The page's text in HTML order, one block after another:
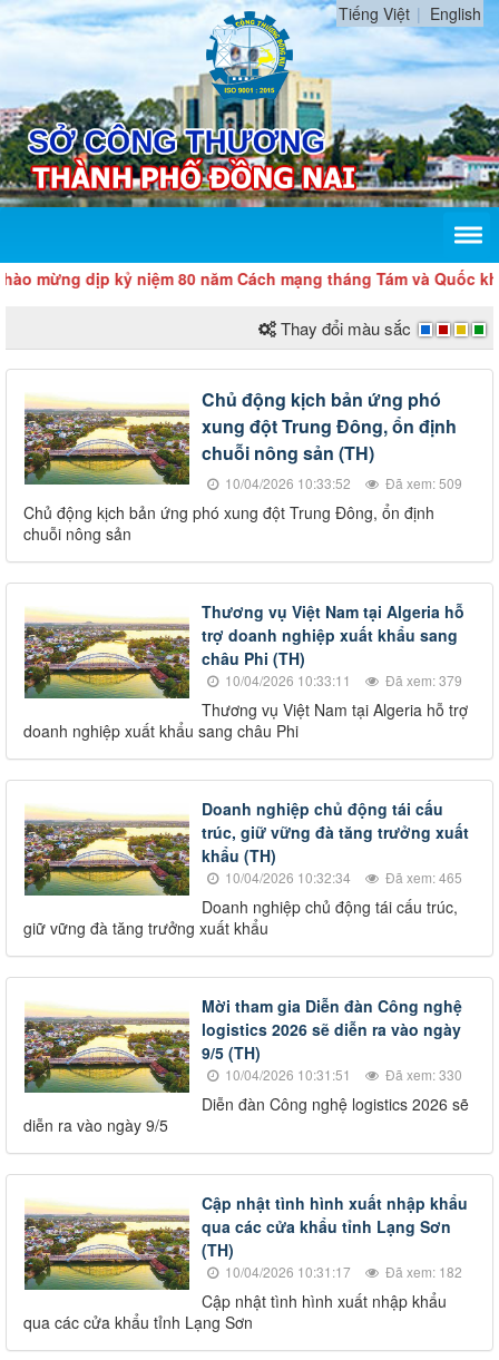
Tiếng Việt English
dịp kỷ niệm 80 năm Cách mạng tháng Tám và Quốc khánh
Thay đổi màu sắc
Chủ động kịch bản ứng phó
xung đột Trung Đông, ổn định
chuỗi nông sản (TH)
10/04/2026 10:33:52 Đã xem: 509
Chủ động kịch bản ứng phó xung đột Trung Đông, ổn định
chuỗi nông sản
Thương vụ Việt Nam tại Algeria hỗ
trợ doanh nghiệp xuất khẩu sang
châu Phi (TH)
10/04/2026 10:33:11 Đã xem: 379
Thương vụ Việt Nam tại Algeria hỗ trợ
doanh nghiệp xuất khẩu sang châu Phi
Doanh nghiệp chủ động tái cấu
trúc, giữ vững đà tăng trưởng xuất
khẩu (TH)
10/04/2026 10:32:34 Đã xem: 465
Doanh nghiệp chủ động tái cấu trúc,
giữ vững đà tăng trưởng xuất khẩu
Mời tham gia Diễn đàn Công nghệ
logistics 2026 sẽ diễn ra vào ngày
9/5 (TH)
10/04/2026 10:31:51 Đã xem: 330
Diễn đàn Công nghệ logistics 2026 sẽ
diễn ra vào ngày 9/5
Cập nhật tình hình xuất nhập khẩu
qua các cửa khẩu tỉnh Lạng Sơn
(TH)
10/04/2026 10:31:17 Đã xem: 182
Cập nhật tình hình xuất nhập khẩu
qua các cửa khẩu tỉnh Lạng Sơn